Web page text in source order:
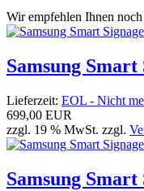
Wir empfehlen Ihnen
Samsung
Lieferzeit: EOL - Nicht
699,00 EUR
zzgl. 19 % MwSt. zzgl.
Samsung